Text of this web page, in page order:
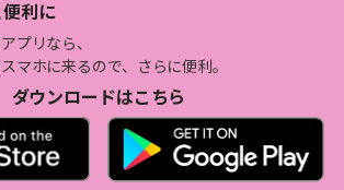
利に
プリなら、
マホに来るので、さらに便利。
ダウンロードはこちら